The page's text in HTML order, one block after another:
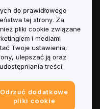
do prawidłowego
tej strony. Za
pliki cookie związane
i mediami
Twoje ustawienia,
ulepszać ją oraz
treści.
Odrzuć dodatkowe
pliki cookie